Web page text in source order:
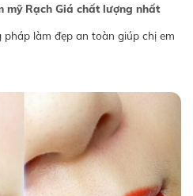
mỹ Rạch Giá chất lượng nhất
làm đẹp an toàn giúp chị em